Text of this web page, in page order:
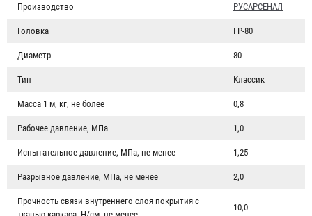
Производство РУСАРСЕНАЛ
Головка ГР-80
Диаметр 80
Тип Классик
Масса 1 м, кг, не более 0,8
Рабочее давление, МПа 1,0
Испытательное давление, МПа, не менее 1,25
Разрывное давление, МПа, не менее 2,0
Прочность связи внутреннего слоя покрытия с
10,0